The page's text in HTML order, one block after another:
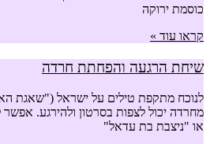
כוסמת ירוקה
קראו עוד »
שיחת הרגעה והפחתת חרדה
לנוכח מתקפת טילים על ישראל ("שאגת
מחרדה יכול לצפות בסרטון ולהירגע.
או "ניצבת בת עדאל"